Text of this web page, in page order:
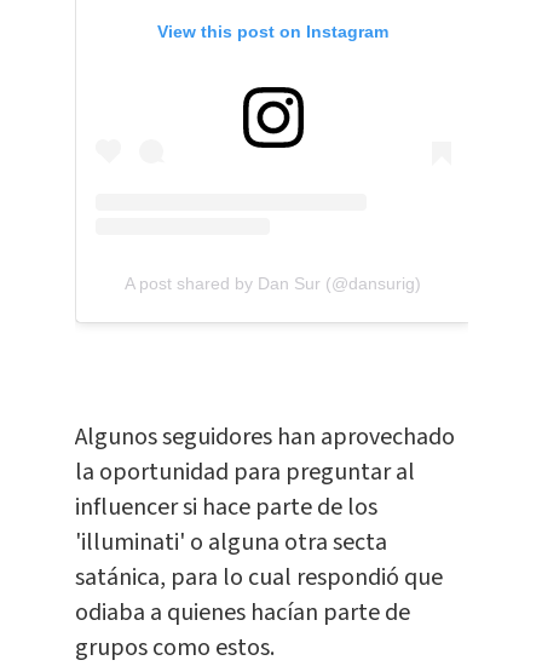
View this post on Instagram
A post shared by Dan Sur (@dansurig)
Algunos seguidores han aprovechado
la oportunidad para preguntar al
influencer si hace parte de los
'illuminati' o alguna otra secta
satánica, para lo cual respondió que
odiaba a quienes hacían parte de
grupos como estos.